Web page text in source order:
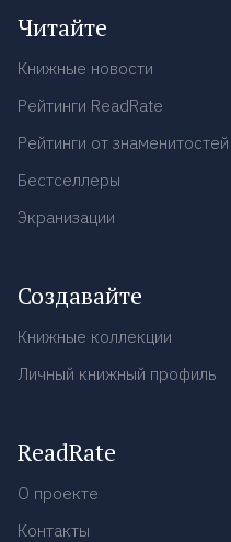
Читайте
Книжные новости
Рейтинги ReadRate
Рейтинги от знаменитостей
Бестселлеры
Экранизации
Создавайте
Книжные коллекции
Личный книжный профиль
ReadRate
О проекте
Контакты